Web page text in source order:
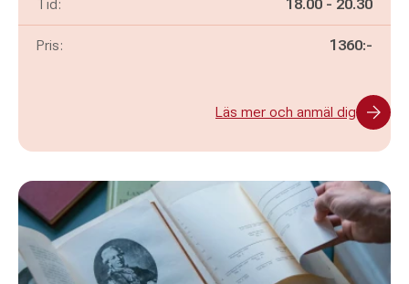
Tid: 18.00 - 20.30
Pris: 1360:-
Läs mer och anmäl dig